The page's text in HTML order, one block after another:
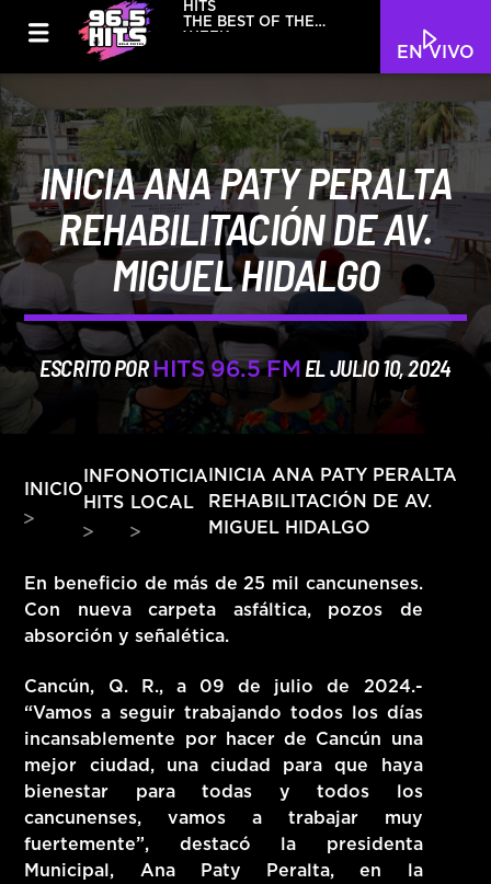
EN VIVO
HITS
THE BEST OF THE
HITS – 96.5 FM
INICIA ANA PATY PERALTA
REHABILITACIÓN DE AV.
MIGUEL HIDALGO
ESCRITO POR HITS 96.5 FM EL JULIO 10, 2024
INICIO
INFO
HITS
NOTICIA
LOCAL
INICIA ANA PATY PERALTA
REHABILITACIÓN DE AV.
MIGUEL HIDALGO
En beneficio de más de 25 mil cancunenses.
Con nueva carpeta asfáltica, pozos de
absorción y señalética.
Cancún, Q. R., a 09 de julio de 2024.-
“Vamos a seguir trabajando todos los días
incansablemente por hacer de Cancún una
mejor ciudad, una ciudad para que haya
bienestar para todas y todos los
cancunenses, vamos a trabajar muy
fuertemente”, destacó la presidenta
Municipal, Ana Paty Peralta, en la